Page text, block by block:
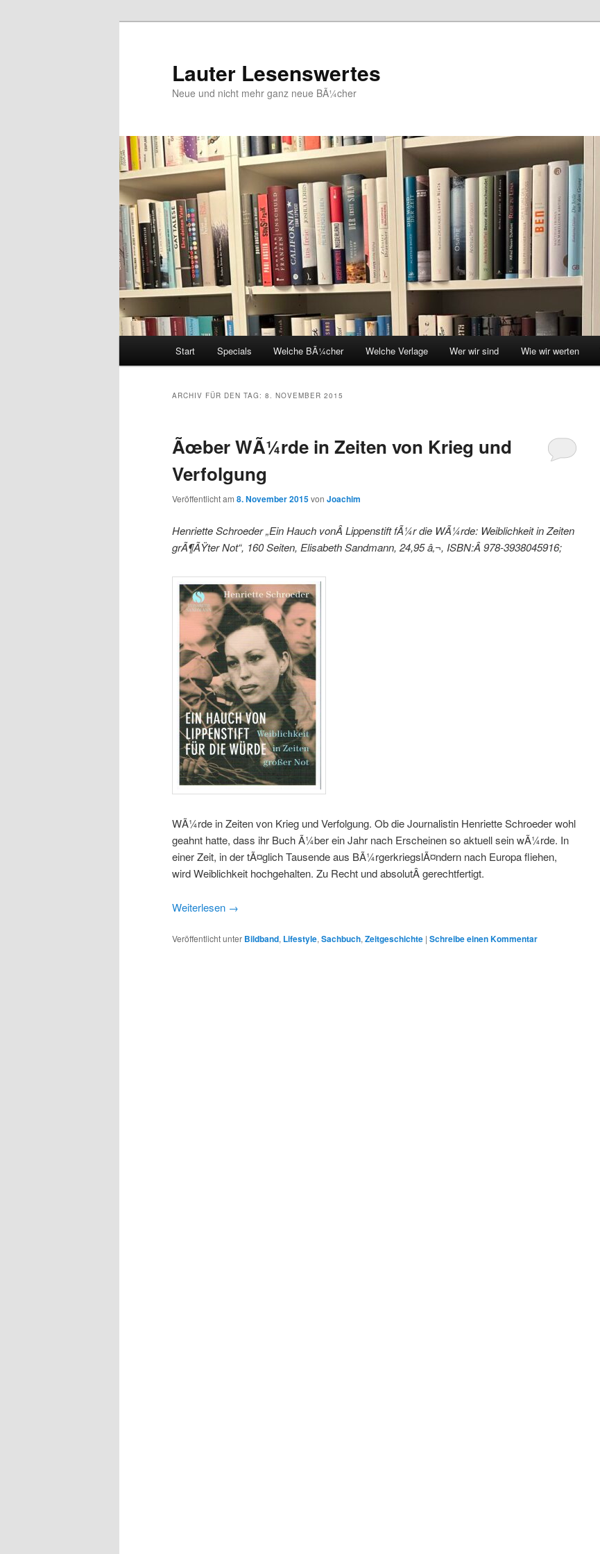
Lauter Lesenswertes
Neue und nicht mehr ganz neue BÃ¼cher
Start Specials Welche BÃ¼cher Welche Verlage Wer wir sind Wie wir werten
ARCHIV FÜR DEN TAG: 8. NOVEMBER 2015
Ãœber WÃ¼rde in Zeiten von Krieg und
Verfolgung
Veröffentlicht am 8. November 2015von Joachim
Henriette Schroeder „Ein Hauch vonÂ Lippenstift fÃ¼r die WÃ¼rde: Weiblichkeit in Zeiten
grÃ¶ÃŸter Not“, 160 Seiten, Elisabeth Sandmann, 24,95 â‚¬, ISBN:Â 978-3938045916;
WÃ¼rde in Zeiten von Krieg und Verfolgung. Ob die Journalistin Henriette Schroeder wohl
geahnt hatte, dass ihr Buch Ã¼ber ein Jahr nach Erscheinen so aktuell sein wÃ¼rde. In
einer Zeit, in der tÃ¤glich Tausende aus BÃ¼rgerkriegslÃ¤ndern nach Europa fliehen,
wird Weiblichkeit hochgehalten. Zu Recht und absolutÂ gerechtfertigt.
Weiterlesen →
Veröffentlicht unter Bildband, Lifestyle, Sachbuch, Zeitgeschichte | Schreibe einen Kommentar